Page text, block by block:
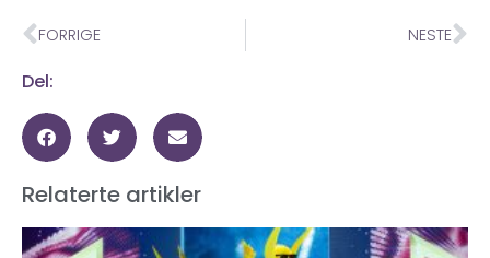
FORRIGE NESTE
Del:
Relaterte artikler